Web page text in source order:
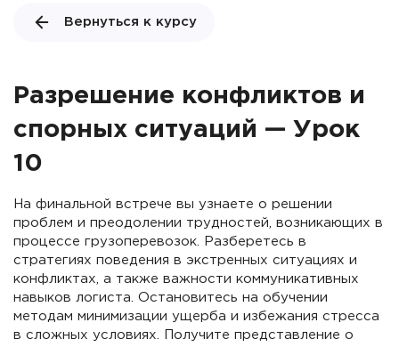
Вернуться к курсу
Разрешение конфликтов и
спорных ситуаций — Урок
10
На финальной встрече вы узнаете о решении
проблем и преодолении трудностей, возникающих в
процессе грузоперевозок. Разберетесь в
стратегиях поведения в экстренных ситуациях и
конфликтах, а также важности коммуникативных
навыков логиста. Остановитесь на обучении
методам минимизации ущерба и избежания стресса
в сложных условиях. Получите представление о